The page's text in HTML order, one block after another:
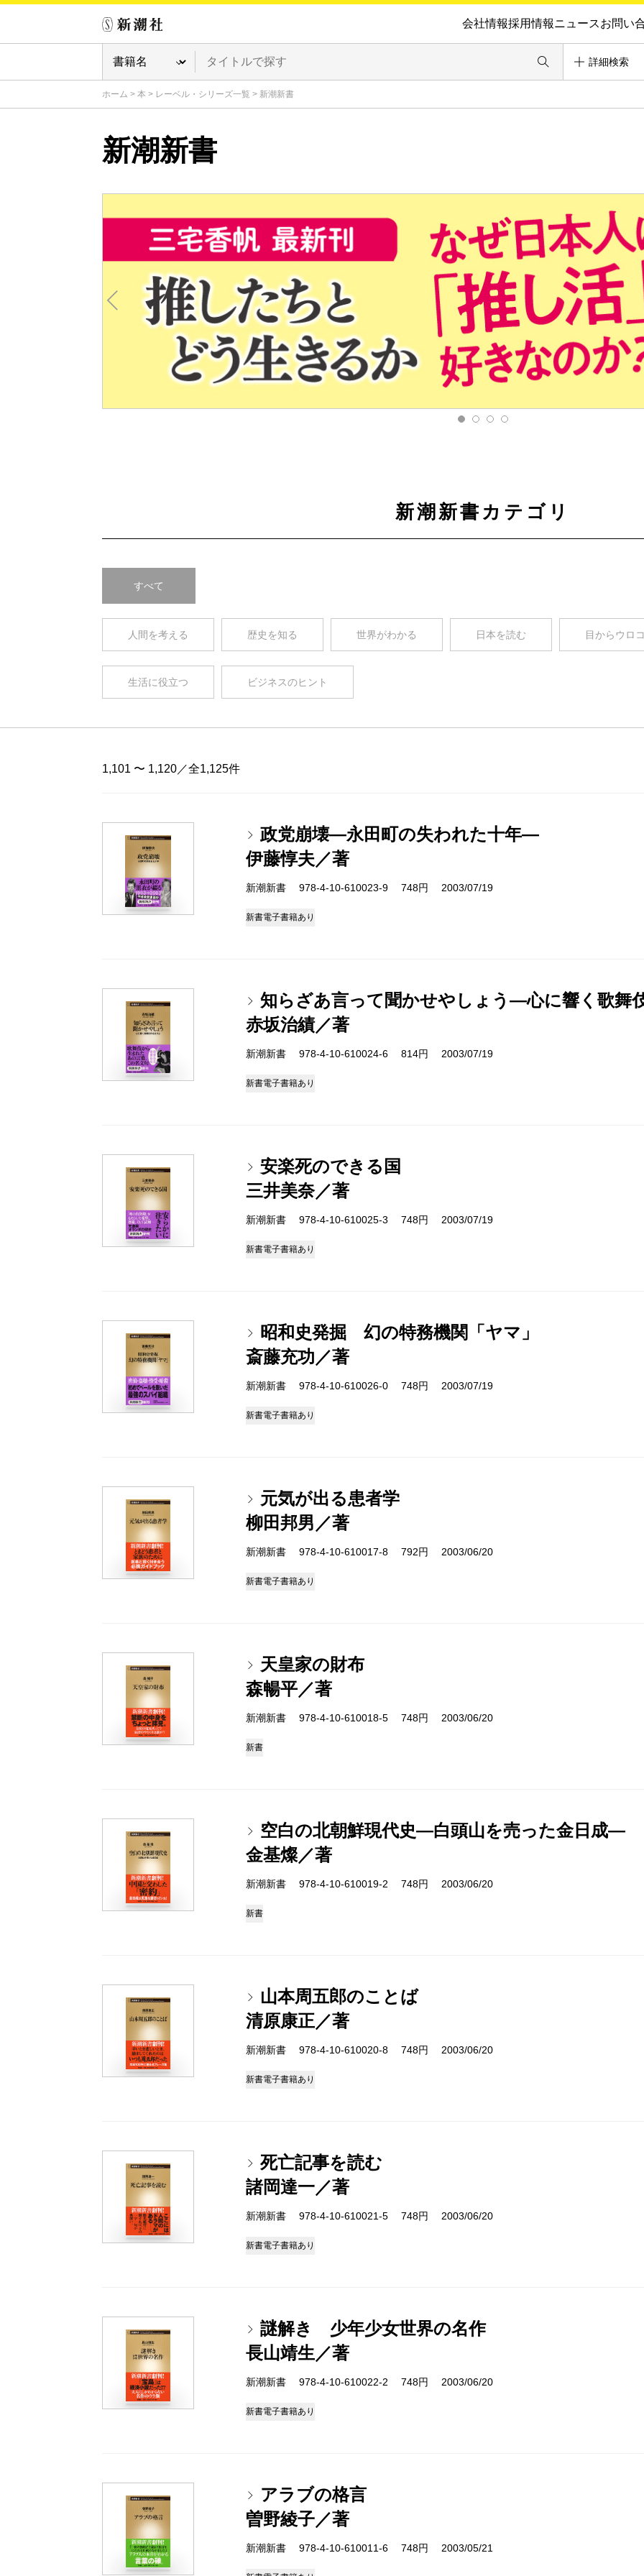
会社情報採用情報ニュースお問い
詳細検索
ホーム > 本 > レーベル・シリーズ一覧 > 新潮新書
新潮新書
新潮新書カテゴリ
すべて
人間を考える 歴史を知る 世界がわかる 日本を読む 目からウロコ
生活に役立つ ビジネスのヒント
1,101 〜 1,120／全1,125件
政党崩壊―永田町の失われた十年―
伊藤惇夫／著
新潮新書 978-4-10-610023-9 748円 2003/07/19
新書電子書籍あり
知らざあ言って聞かせやしょう―心に響く歌舞
赤坂治績／著
新潮新書 978-4-10-610024-6 814円 2003/07/19
新書電子書籍あり
安楽死のできる国
三井美奈／著
新潮新書 978-4-10-610025-3 748円 2003/07/19
新書電子書籍あり
昭和史発掘 幻の特務機関「ヤマ」
斎藤充功／著
新潮新書 978-4-10-610026-0 748円 2003/07/19
新書電子書籍あり
元気が出る患者学
柳田邦男／著
新潮新書 978-4-10-610017-8 792円 2003/06/20
新書電子書籍あり
天皇家の財布
森暢平／著
新潮新書 978-4-10-610018-5 748円 2003/06/20
新書
空白の北朝鮮現代史―白頭山を売った金日成―
金基燦／著
新潮新書 978-4-10-610019-2 748円 2003/06/20
新書
山本周五郎のことば
清原康正／著
新潮新書 978-4-10-610020-8 748円 2003/06/20
新書電子書籍あり
死亡記事を読む
諸岡達一／著
新潮新書 978-4-10-610021-5 748円 2003/06/20
新書電子書籍あり
謎解き 少年少女世界の名作
長山靖生／著
新潮新書 978-4-10-610022-2 748円 2003/06/20
新書電子書籍あり
アラブの格言
曽野綾子／著
新潮新書 978-4-10-610011-6 748円 2003/05/21